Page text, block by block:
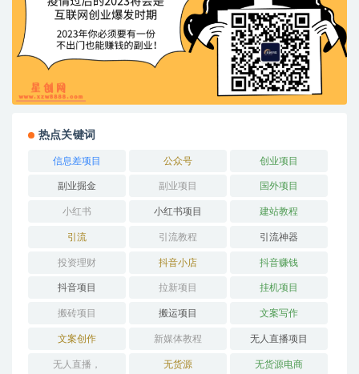
热点关键词
信息差项目 公众号 创业项目
副业掘金 副业项目 国外项目
小红书 小红书项目 建站教程
引流 引流教程 引流神器
投资理财 抖音小店 抖音赚钱
抖音项目 拉新项目 挂机项目
搬砖项目 搬运项目 文案写作
文案创作 新媒体教程 无人直播项目
无人直播， 无货源 无货源电商